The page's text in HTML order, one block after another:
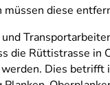
diese
die Rüttistrasse in
Dies betrifft